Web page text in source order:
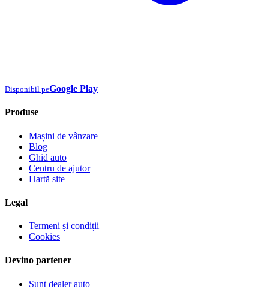
Disponibil peGoogle Play
Produse
Mașini de vânzare
Blog
Ghid auto
Centru de ajutor
Hartă site
Legal
Termeni și condiții
Cookies
Devino partener
Sunt dealer auto